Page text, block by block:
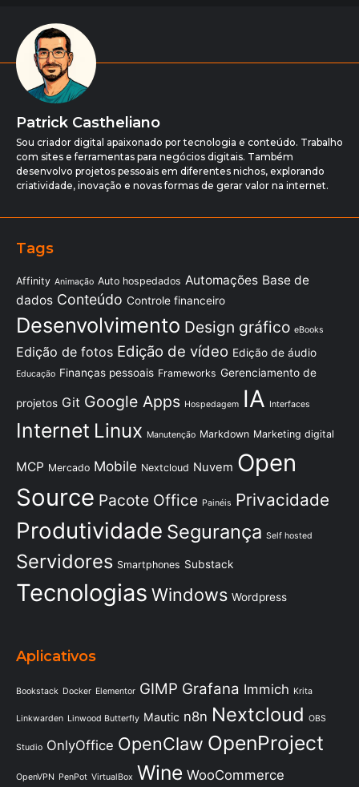
Patrick Castheliano
Sou criador digital apaixonado por tecnologia e conteúdo. Trabalho
com sites e ferramentas para negócios digitais. Também
desenvolvo projetos pessoais em diferentes nichos, explorando
criatividade, inovação e novas formas de gerar valor na internet.
Tags
Affinity Animação Auto hospedados Automações Base de
dados Conteúdo Controle financeiro
Desenvolvimento Design gráfico eBooks
Edição de fotos Edição de vídeo Edição de áudio
Educação Finanças pessoais Frameworks Gerenciamento de
projetos Git Google Apps Hospedagem IA Interfaces
Internet Linux Manutenção Markdown Marketing digital
MCP Mercado Mobile Nextcloud Nuvem Open
Source Pacote Office Painéis Privacidade
Produtividade Segurança Self hosted
Servidores Smartphones Substack
Tecnologias Windows Wordpress
Aplicativos
Bookstack Docker Elementor GIMP Grafana Immich Krita
Linkwarden Linwood Butterfly Mautic n8n Nextcloud OBS
Studio OnlyOffice OpenClaw OpenProject
OpenVPN PenPot VirtualBox Wine WooCommerce